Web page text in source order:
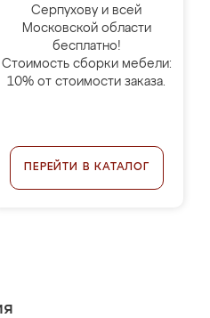
Серпухову и всей
Московской области
бесплатно!
Стоимость сборки мебели:
10% от стоимости заказа.
ПЕРЕЙТИ В КАТАЛОГ